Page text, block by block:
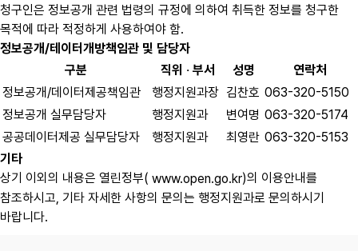
청구인은 정보공개 관련 법령의 규정에 의하여 취득한 정보를 청구한
목적에 따라 적정하게 사용하여야 함.
정보공개/테이터개방책임관 및 담당자
구분
직위 ‧ 부서 성명
연락처
정보공개/데이터제공책임관
행정지원과장 김찬호 063-320-5150
정보공개 실무담당자
행정지원과 변여명 063-320-5174
공공데이터제공 실무담당자
행정지원과 최영란 063-320-5153
기타
상기 이외의 내용은 열린정부( www.open.go.kr)의 이용안내를
참조하시고, 기타 자세한 사항의 문의는 행정지원과로 문의하시기
바랍니다.